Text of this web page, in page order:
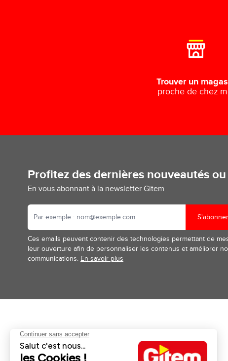
Trouver un
proche de chez
Profitez des dernières nouveautés
En vous abonnant à la newsletter Gitem
S'abonner
Ces emails peuvent contenir des technologies permettant de
leur ouverture afin de personnaliser les contenus et améliorer
communications. En savoir plus
Aides et informations
Retour et remboursement
Pose et services